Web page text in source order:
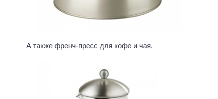
А также френч-пресс для кофе и чая.